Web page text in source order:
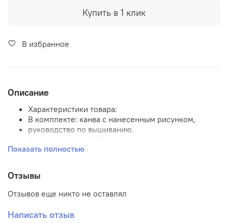
Купить в 1 клик
В избранное
Описание
Характеристики товара:
В комплекте: канва с нанесенным рисунком,
руководство по вышиванию.
Размер рисунка
Вышивка: полная
Показать полностью
Отзывы
Отзывов еще никто не оставлял
Написать отзыв